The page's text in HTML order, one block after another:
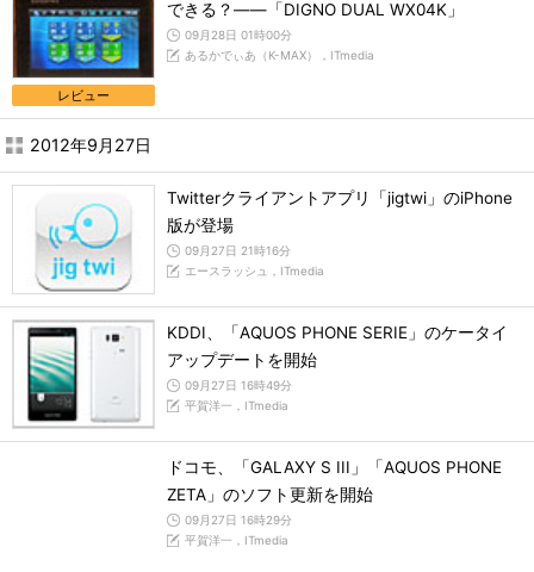
レビュー
できる？――「DIGNO DUAL WX04K」
09月28日 01時00分
あるかでぃあ（K-MAX），ITmedia
2012年9月27日
Twitterクライアントアプリ「jigtwi」のiPhone
版が登場
09月27日 21時16分
エースラッシュ，ITmedia
KDDI、「AQUOS PHONE SERIE」のケータイ
アップデートを開始
09月27日 16時49分
平賀洋一，ITmedia
ドコモ、「GALAXY S III」「AQUOS PHONE
ZETA」のソフト更新を開始
09月27日 16時29分
平賀洋一，ITmedia